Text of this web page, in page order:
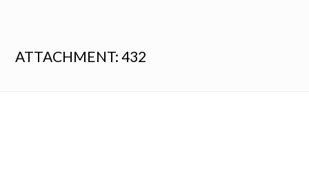
ATTACHMENT: 432